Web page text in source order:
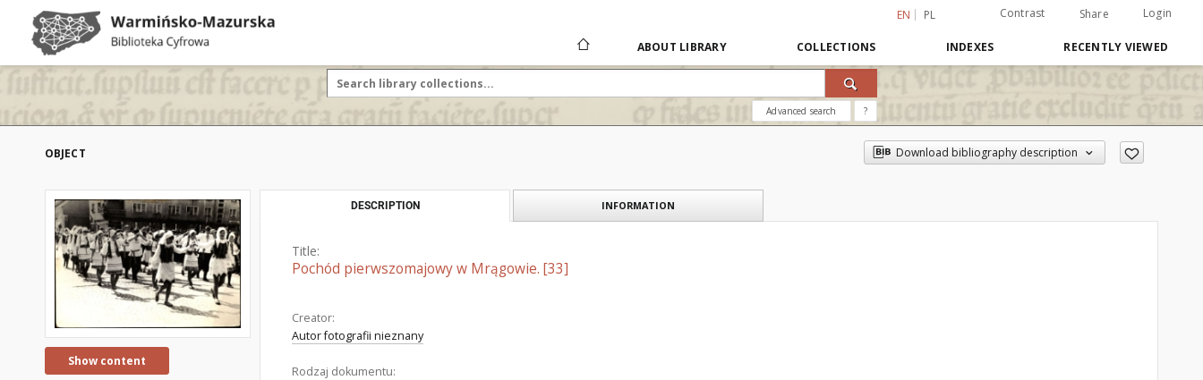
EN PL Contrast Share Login
ABOUT LIBRARY COLLECTIONS INDEXES RECENTLY VIEWED
Advanced search ?
OBJECT Download bibliography description
Show content
DESCRIPTION INFORMATION
Title:
Pochód pierwszomajowy w Mrągowie. [33]
Creator:
Autor fotografii nieznany
Rodzaj dokumentu: